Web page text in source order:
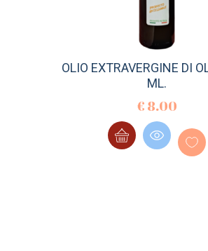
OLIO EXTRAVERGINE DI
ML.
€ 8.00